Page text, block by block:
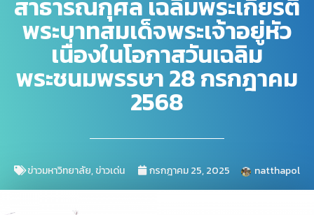
พระบาทสมเด็จพระเจ้าอยู่หัว
เนื่องในโอกาสวันเฉลิม
พระชนมพรรษา 28 กรกฎาคม
2568
ข่าวมหาวิทยาลัย,ข่าวเด่น กรกฎาคม 25, 2025 natthapol